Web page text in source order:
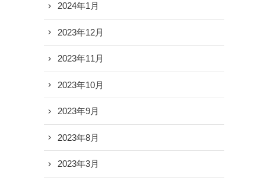
2024年1月
2023年12月
2023年11月
2023年10月
2023年9月
2023年8月
2023年3月